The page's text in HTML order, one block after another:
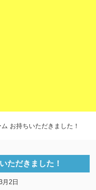
お持ちいただきました！
ただきました！
月2日